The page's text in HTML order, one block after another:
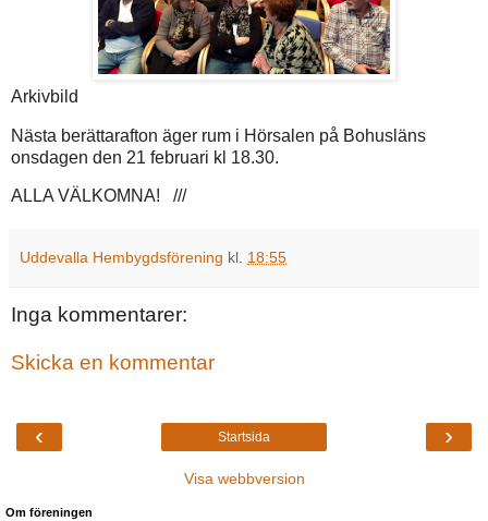
Arkivbild
Nästa berättarafton äger rum i Hörsalen på Bohusläns
onsdagen den 21 februari kl 18.30.
ALLA VÄLKOMNA! ///
Uddevalla Hembygdsförening kl. 18:55
Inga kommentarer:
Skicka en kommentar
‹ ›
Startsida
Visa webbversion
Om föreningen